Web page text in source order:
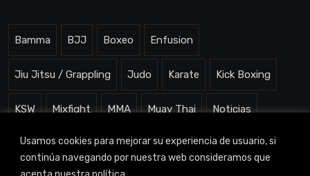
Usamos cookies para mejorar su experiencia de usuario, si
continúa navegando por nuestra web consideramos que
Bamma BJJ Boxeo Enfusion
Jiu Jitsu / Grappling Judo Karate Kick Boxing
KSW Mixfight MMA Muay Thai Noticias
One ChampionShip Slam Arena Uncategorized